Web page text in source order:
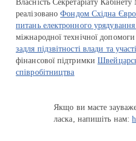
Власність Секретаріату
реалізованоФондом Східна
питань електронного
міжнародної технічної допомоги
задля підзвітності влади та
фінансової підтримки
співробітництва
Якщо ви маєте
ласка, напишіть нам: